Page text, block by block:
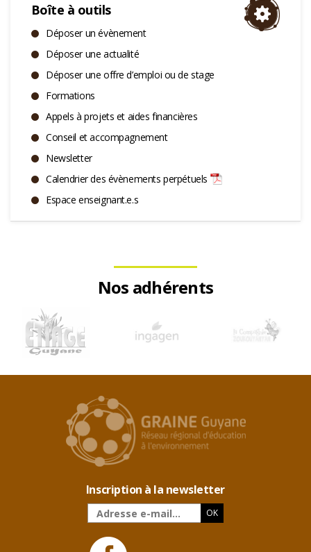
Boîte à outils
Déposer un évènement
Déposer une actualité
Déposer une offre d’emploi ou de stage
Formations
Appels à projets et aides financières
Conseil et accompagnement
Newsletter
Calendrier des évènements perpétuels
Espace enseignant.e.s
Nos adhérents
Inscription à la newsletter